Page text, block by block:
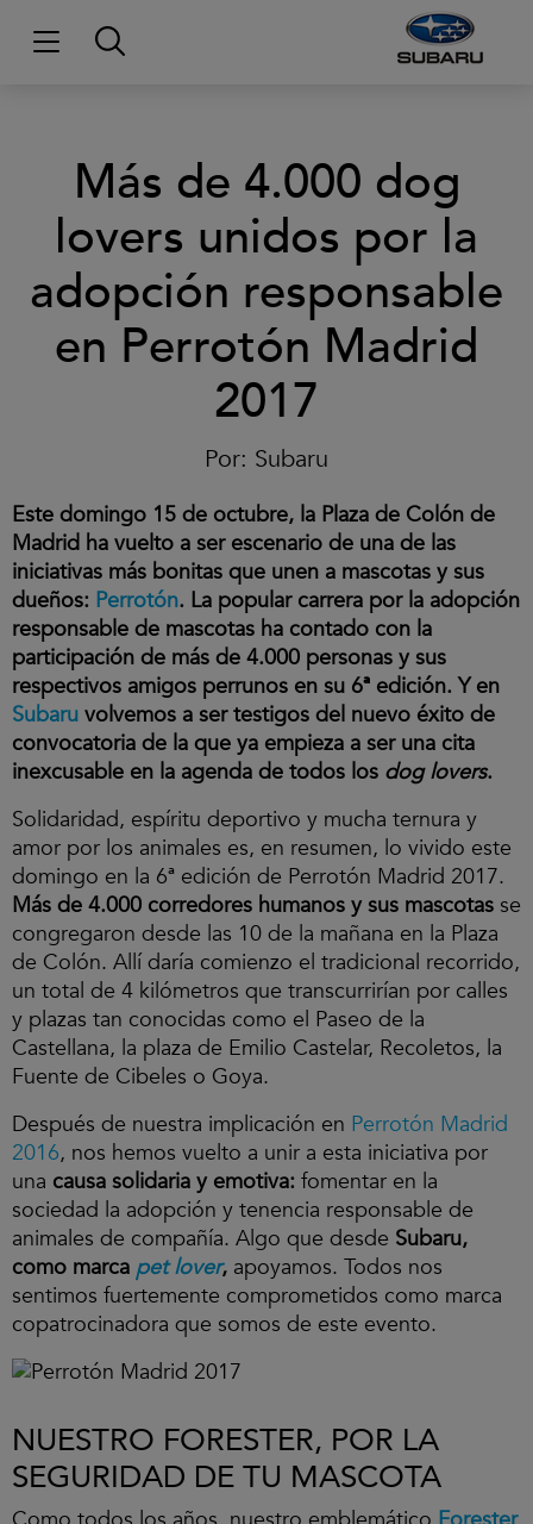
Más de 4.000 dog
lovers unidos por la
adopción responsable
en Perrotón Madrid
2017
Por: Subaru
Este domingo 15 de octubre, la Plaza de Colón de
Madrid ha vuelto a ser escenario de una de las
iniciativas más bonitas que unen a mascotas y sus
dueños: Perrotón. La popular carrera por la adopción
responsable de mascotas ha contado con la
participación de más de 4.000 personas y sus
respectivos amigos perrunos en su 6ª edición. Y en
Subaru volvemos a ser testigos del nuevo éxito de
convocatoria de la que ya empieza a ser una cita
inexcusable en la agenda de todos los dog lovers.
Solidaridad, espíritu deportivo y mucha ternura y
amor por los animales es, en resumen, lo vivido este
domingo en la 6ª edición de Perrotón Madrid 2017.
Más de 4.000 corredores humanos y sus mascotas se
congregaron desde las 10 de la mañana en la Plaza
de Colón. Allí daría comienzo el tradicional recorrido,
un total de 4 kilómetros que transcurrirían por calles
y plazas tan conocidas como el Paseo de la
Castellana, la plaza de Emilio Castelar, Recoletos, la
Fuente de Cibeles o Goya.
Después de nuestra implicación en Perrotón Madrid
2016, nos hemos vuelto a unir a esta iniciativa por
una causa solidaria y emotiva: fomentar en la
sociedad la adopción y tenencia responsable de
animales de compañía. Algo que desde Subaru,
como marca pet lover, apoyamos. Todos nos
sentimos fuertemente comprometidos como marca
copatrocinadora que somos de este evento.
NUESTRO FORESTER, POR LA
SEGURIDAD DE TU MASCOTA